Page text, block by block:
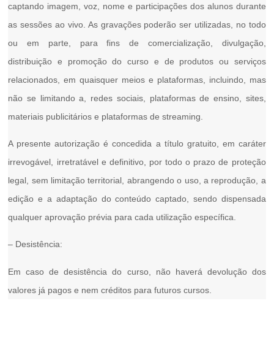
captando imagem, voz, nome e participações dos alunos durante
as sessões ao vivo. As gravações poderão ser utilizadas, no todo
ou em parte, para fins de comercialização, divulgação,
distribuição e promoção do curso e de produtos ou serviços
relacionados, em quaisquer meios e plataformas, incluindo, mas
não se limitando a, redes sociais, plataformas de ensino, sites,
materiais publicitários e plataformas de streaming.
A presente autorização é concedida a título gratuito, em caráter
irrevogável, irretratável e definitivo, por todo o prazo de proteção
legal, sem limitação territorial, abrangendo o uso, a reprodução, a
edição e a adaptação do conteúdo captado, sendo dispensada
qualquer aprovação prévia para cada utilização específica.
– Desistência:
Em caso de desistência do curso, não haverá devolução dos
valores já pagos e nem créditos para futuros cursos.